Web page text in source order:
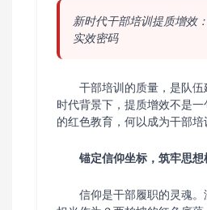
新时代干部培训提质增效
实效密码
干部培训的质量，是队
时代背景下，提质增效不是
的红色教育，何以成为干部培
锚定信仰坐标，筑牢思想
信仰是干部履职的灵魂